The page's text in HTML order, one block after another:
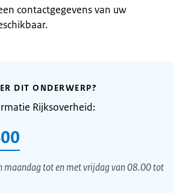
contactgegevens van uw
DIT ONDERWERP?
Rijksoverheid:
maandag tot en met vrijdag van 08.00 tot